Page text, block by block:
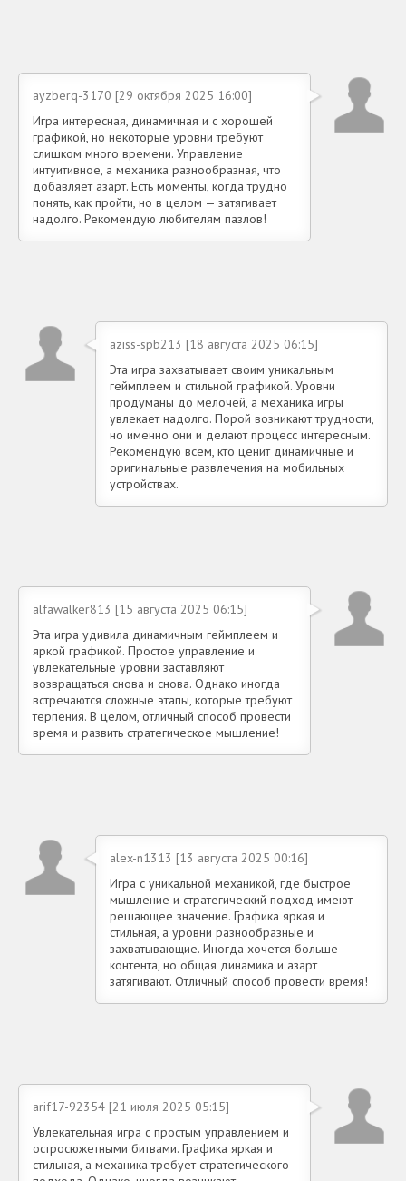
ayzberq-3170 [29 октября 2025 16:00]
Игра интересная, динамичная и с хорошей
графикой, но некоторые уровни требуют
слишком много времени. Управление
интуитивное, а механика разнообразная, что
добавляет азарт. Есть моменты, когда трудно
понять, как пройти, но в целом — затягивает
надолго. Рекомендую любителям пазлов!
aziss-spb213 [18 августа 2025 06:15]
Эта игра захватывает своим уникальным
геймплеем и стильной графикой. Уровни
продуманы до мелочей, а механика игры
увлекает надолго. Порой возникают трудности,
но именно они и делают процесс интересным.
Рекомендую всем, кто ценит динамичные и
оригинальные развлечения на мобильных
устройствах.
alfawalker813 [15 августа 2025 06:15]
Эта игра удивила динамичным геймплеем и
яркой графикой. Простое управление и
увлекательные уровни заставляют
возвращаться снова и снова. Однако иногда
встречаются сложные этапы, которые требуют
терпения. В целом, отличный способ провести
время и развить стратегическое мышление!
alex-n1313 [13 августа 2025 00:16]
Игра с уникальной механикой, где быстрое
мышление и стратегический подход имеют
решающее значение. Графика яркая и
стильная, а уровни разнообразные и
захватывающие. Иногда хочется больше
контента, но общая динамика и азарт
затягивают. Отличный способ провести время!
arif17-92354 [21 июля 2025 05:15]
Увлекательная игра с простым управлением и
остросюжетными битвами. Графика яркая и
стильная, а механика требует стратегического